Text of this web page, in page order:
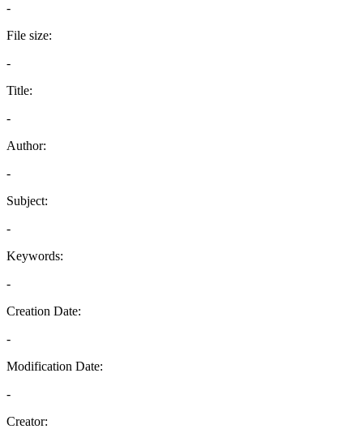
-
File size:
-
Title:
-
Author:
-
Subject:
-
Keywords:
-
Creation Date:
-
Modification Date:
-
Creator: